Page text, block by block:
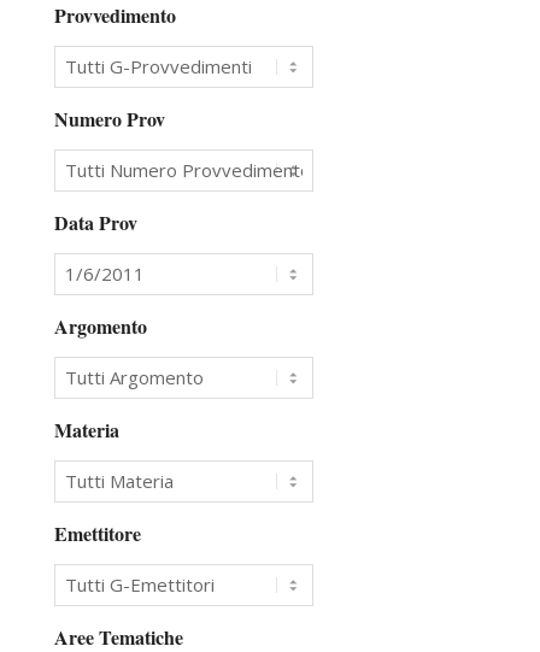
Provvedimento
Numero Prov
Data Prov
Argomento
Materia
Emettitore
Aree Tematiche